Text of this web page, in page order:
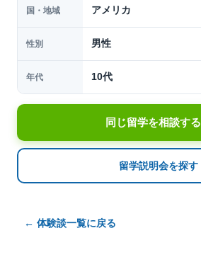
国・地域 アメリカ
性別 男性
年代 10代
同じ留学を相談する
留学説明会を探す
← 体験談一覧に戻る